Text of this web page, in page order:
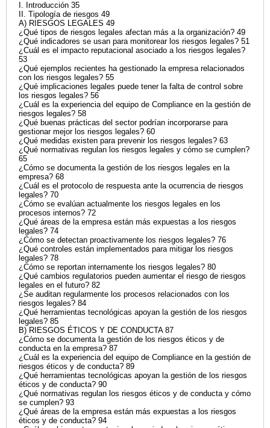
I. Introducción 35
II. Tipología de riesgos 49
A) RIESGOS LEGALES 49
¿Qué tipos de riesgos legales afectan más a la organización? 49
¿Qué indicadores se usan para monitorear los riesgos legales? 51
¿Cuál es el impacto reputacional asociado a los riesgos legales?
53
¿Qué ejemplos recientes ha gestionado la empresa relacionados
con los riesgos legales? 55
¿Qué implicaciones legales puede tener la falta de control sobre
los riesgos legales? 56
¿Cuál es la experiencia del equipo de Compliance en la gestión de
riesgos legales? 58
¿Qué buenas prácticas del sector podrían incorporarse para
gestionar mejor los riesgos legales? 60
¿Qué medidas existen para prevenir los riesgos legales? 63
¿Qué normativas regulan los riesgos legales y cómo se cumplen?
65
¿Cómo se documenta la gestión de los riesgos legales en la
empresa? 68
¿Cuál es el protocolo de respuesta ante la ocurrencia de riesgos
legales? 70
¿Cómo se evalúan actualmente los riesgos legales en los
procesos internos? 72
¿Qué áreas de la empresa están más expuestas a los riesgos
legales? 74
¿Cómo se detectan proactivamente los riesgos legales? 76
¿Qué controles están implementados para mitigar los riesgos
legales? 78
¿Cómo se reportan internamente los riesgos legales? 80
¿Qué cambios regulatorios pueden aumentar el riesgo de riesgos
legales en el futuro? 82
¿Se auditan regularmente los procesos relacionados con los
riesgos legales? 84
¿Qué herramientas tecnológicas apoyan la gestión de los riesgos
legales? 85
B) RIESGOS ÉTICOS Y DE CONDUCTA 87
¿Cómo se documenta la gestión de los riesgos éticos y de
conducta en la empresa? 87
¿Cuál es la experiencia del equipo de Compliance en la gestión de
riesgos éticos y de conducta? 89
¿Qué herramientas tecnológicas apoyan la gestión de los riesgos
éticos y de conducta? 90
¿Qué normativas regulan los riesgos éticos y de conducta y cómo
se cumplen? 93
¿Qué áreas de la empresa están más expuestas a los riesgos
éticos y de conducta? 94